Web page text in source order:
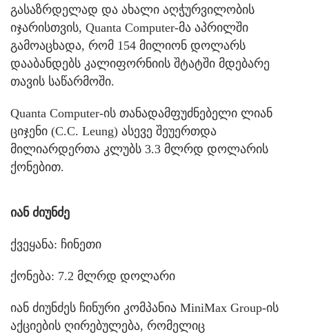
გასაზრდელად და ახალი აღჭურვილობის
იჯარისთვის, Quanta Computer-მა აპრილში
გამოაცხადა, რომ 154 მილიონ დოლარს
დააბანდებს კალიფორნიის შტატში მდებარე
თავის საწარმოში.
Quanta Computer-ის თანადამფუძნებელი ლიან
ციჯენი (C.C. Leung) ასევე შეუერთდა
მილიარდერთა კლუბს 3.3 მლრდ დოლარის
ქონებით.
იან ძიუნძე
ქვეყანა: ჩინეთი
ქონება: 7.2 მლრდ დოლარი
იან ძიუნძეს ჩინური კომპანია MiniMax Group-ის
აქციების ღირებულება, რომელიც